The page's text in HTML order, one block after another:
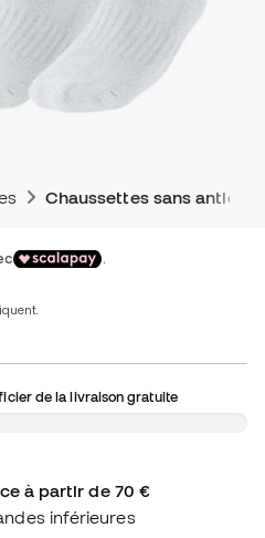
Chaussettes sans
de la livraison gratuite
à partir de 70 €
inférieures